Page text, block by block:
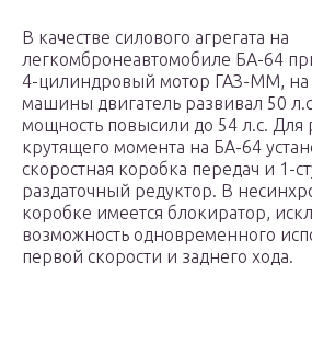
В качестве силового агрегата на
легкомбронеавтомобиле БА-64
4-цилиндровый мотор ГАЗ-ММ, на
машины двигатель развивал 50
мощность повысили до 54 л.с. Для
крутящего момента на БА-64
скоростная коробка передач и 1-
раздаточный редуктор. В
коробке имеется блокиратор,
возможность одновременного
первой скорости и заднего хода.